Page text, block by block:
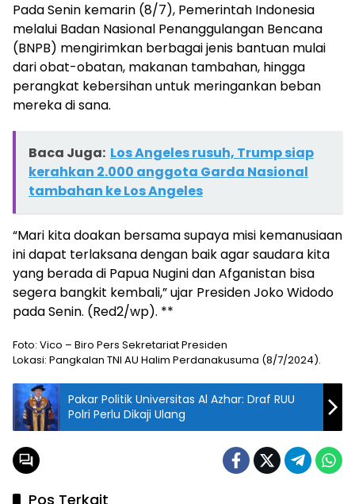
Pada Senin kemarin (8/7), Pemerintah Indonesia
melalui Badan Nasional Penanggulangan Bencana
(BNPB) mengirimkan berbagai jenis bantuan mulai
dari obat-obatan, makanan tambahan, hingga
perangkat kebersihan untuk meringankan beban
mereka di sana.
Baca Juga: Los Angeles rusuh, Trump siap
kerahkan 2.000 anggota Garda Nasional
tambahan ke Los Angeles
“Mari kita doakan bersama supaya misi kemanusiaan
ini dapat terlaksana dengan baik agar saudara kita
yang berada di Papua Nugini dan Afganistan bisa
segera bangkit kembali,” ujar Presiden Joko Widodo
pada Senin. (Red2/wp). **
Foto: Vico – Biro Pers Sekretariat Presiden
Lokasi: Pangkalan TNI AU Halim Perdanakusuma (8/7/2024).
Pakar Politik Universitas Al Azhar: Draf RUU
Polri Perlu Dikaji Ulang
Pos Terkait